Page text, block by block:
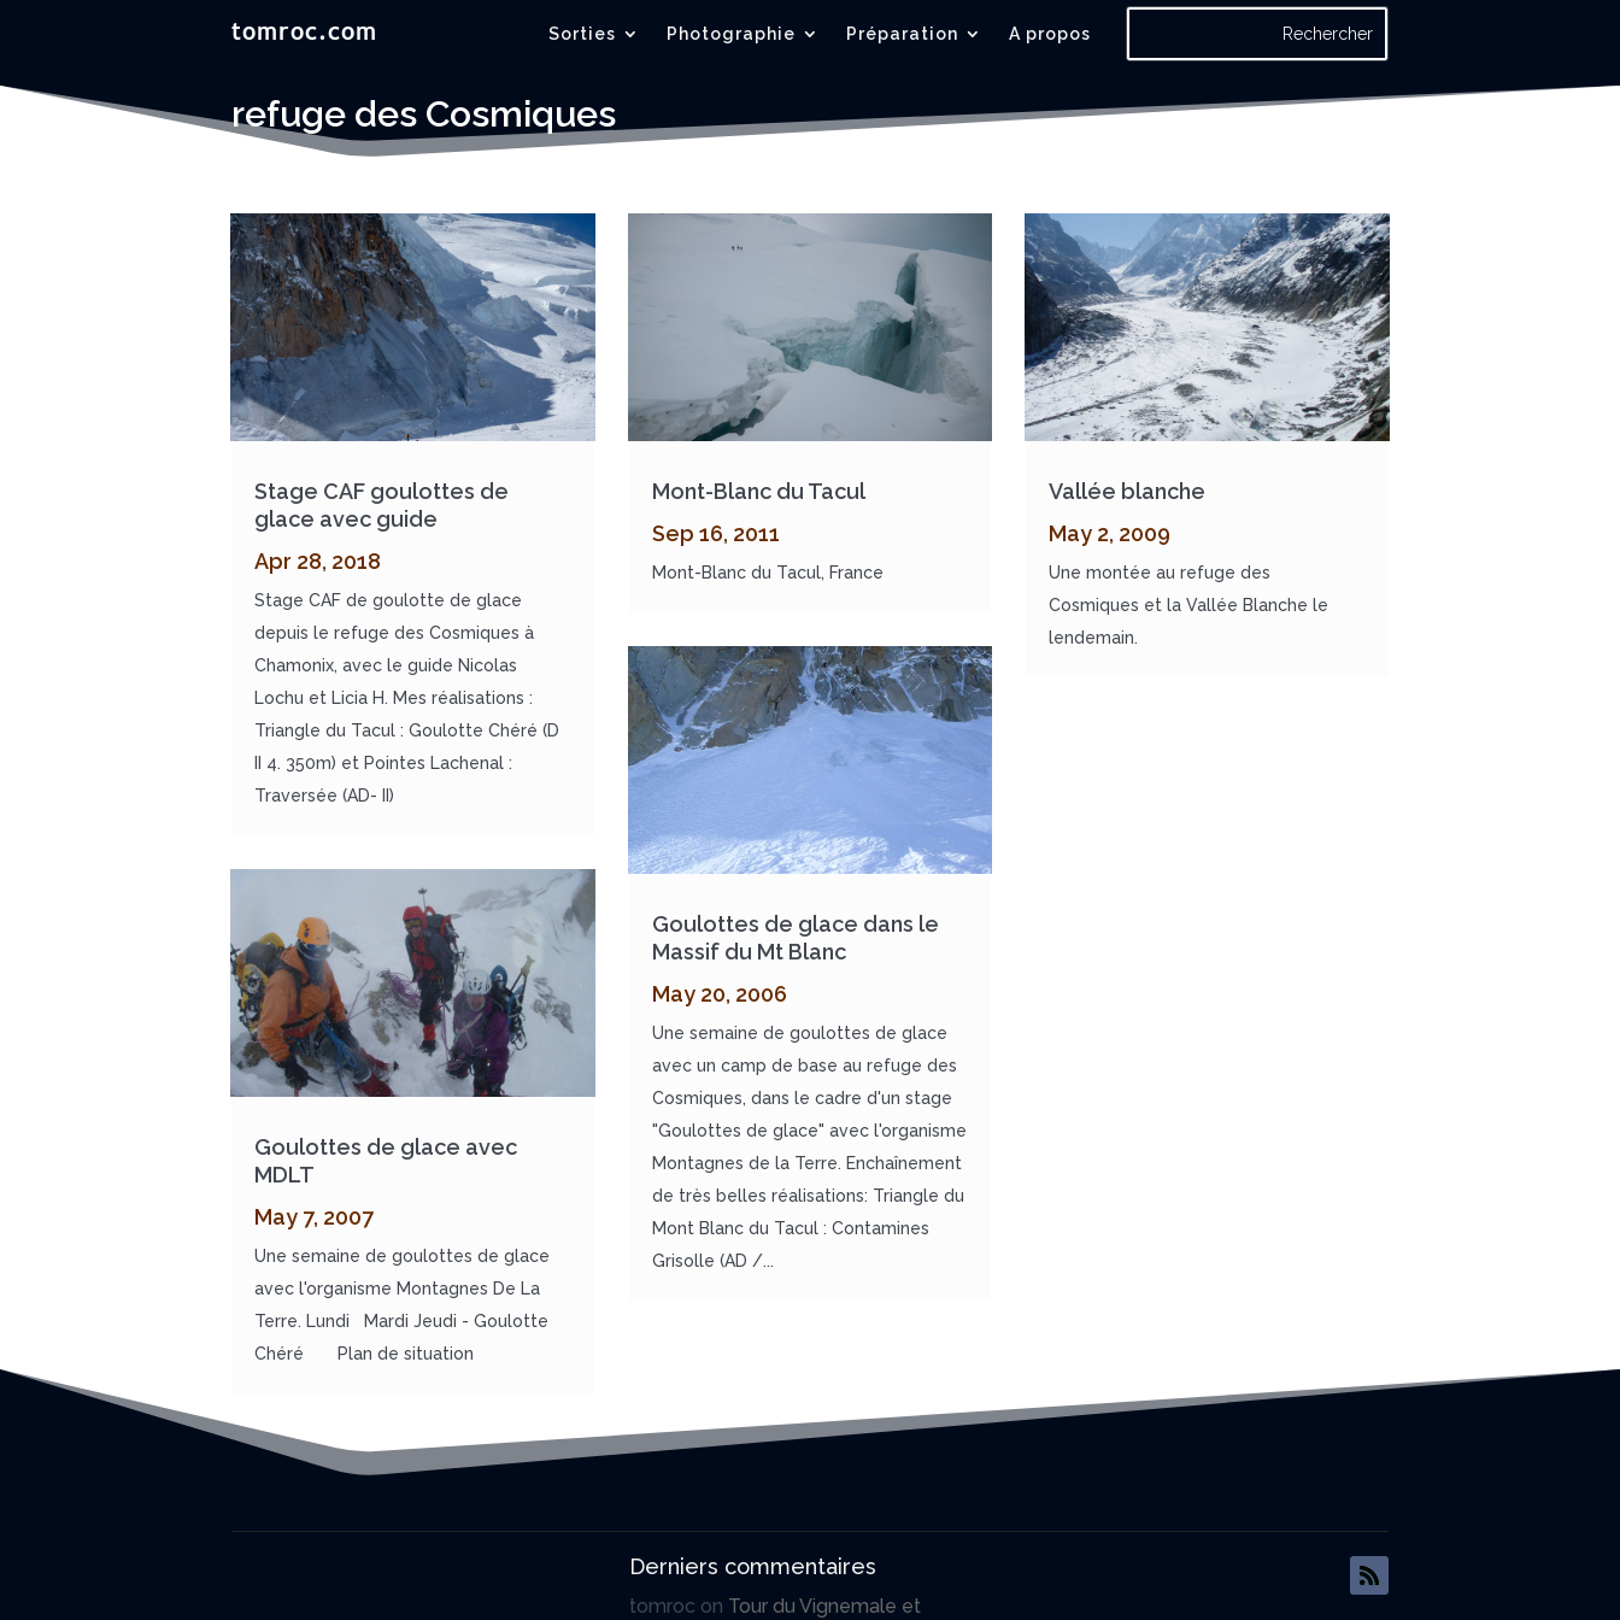
Sorties Photographie Préparation A propos
refuge des Cosmiques
Stage CAF goulottes de
glace avec guide
Apr 28, 2018
Stage CAF de goulotte de glace
depuis le refuge des Cosmiques à
Chamonix, avec le guide Nicolas
Lochu et Licia H. Mes réalisations :
Triangle du Tacul : Goulotte Chéré (D
II 4. 350m) et Pointes Lachenal :
Traversée (AD- II)
Goulottes de glace avec
MDLT
May 7, 2007
Une semaine de goulottes de glace
avec l'organisme Montagnes De La
Terre. Lundi Mardi Jeudi - Goulotte
Chéré Plan de situation
Mont-Blanc du Tacul
Sep 16, 2011
Mont-Blanc du Tacul, France
Goulottes de glace dans le
Massif du Mt Blanc
May 20, 2006
Une semaine de goulottes de glace
avec un camp de base au refuge des
Cosmiques, dans le cadre d'un stage
"Goulottes de glace" avec l'organisme
Montagnes de la Terre. Enchaînement
de très belles réalisations: Triangle du
Mont Blanc du Tacul : Contamines
Grisolle (AD /...
Vallée blanche
May 2, 2009
Une montée au refuge des
Cosmiques et la Vallée Blanche le
lendemain.
Derniers commentaires
tomroc on Tour du Vignemale et